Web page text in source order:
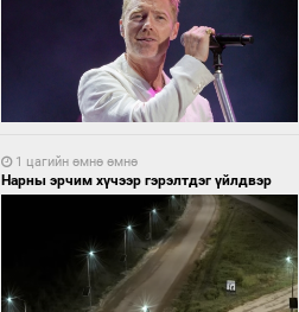
1 цагийн өмнө өмнө
Нарны эрчим хүчээр гэрэлтдэг үйлдвэр